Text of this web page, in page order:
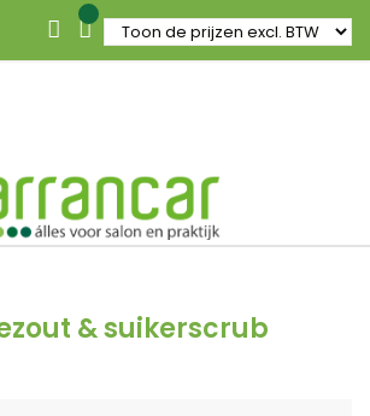
& suikerscrub